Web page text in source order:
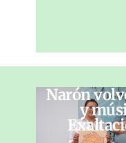
Narón
y